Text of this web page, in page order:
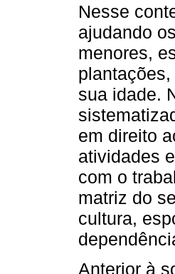
Nesse
ajudando
menores,
sua idade.
em direito
atividades
com o
matriz do
cultura,
Anterior à